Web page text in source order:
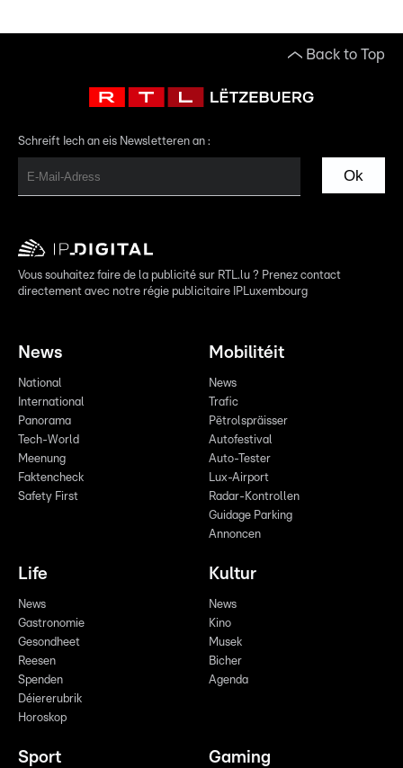
Back to Top
Schreift Iech an eis Newsletteren an :
Ok
Vous souhaitez faire de la publicité sur RTL.lu ? Prenez contact
directement avec notre régie publicitaire IPLuxembourg
News
National
International
Panorama
Tech-World
Meenung
Faktencheck
Safety First
Mobilitéit
News
Trafic
Pëtrolspräisser
Autofestival
Auto-Tester
Lux-Airport
Radar-Kontrollen
Guidage Parking
Annoncen
Life
News
Gastronomie
Gesondheet
Reesen
Spenden
Déiererubrik
Horoskop
Kultur
News
Kino
Musek
Bicher
Agenda
Sport Gaming